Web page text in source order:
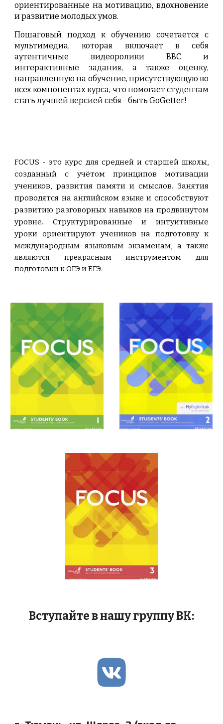
ориентированные на мотивацию, вдохновение
и развитие молодых умов.
Пошаговый подход к обучению сочетается с
мультимедиа, которая включает в себя
аутентичные видеоролики BBC и
интерактивные задания, а также оценку,
направленную на обучение, присутствующую во
всех компонентах курса, что помогает студентам
стать лучшей версией себя - быть GoGetter!
FOCUS - это курс для средней и старшей школы,
созданный с учётом принципов мотивации
учеников, развития памяти и смыслов. Занятия
проводятся на английском языке и способствуют
развитию разговорных навыков на продвинутом
уровне. Структурированные и интуитивные
уроки ориентируют учеников на подготовку к
международным языковым экзаменам, а также
являются прекрасным инструментом для
подготовки к ОГЭ и ЕГЭ.
Вступайте в нашу группу ВК: